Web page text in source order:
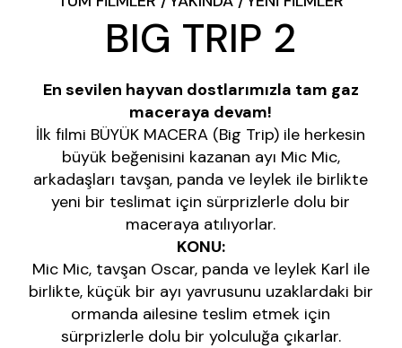
BIG TRIP 2
En sevilen hayvan dostlarımızla tam gaz
maceraya devam!
İlk filmi BÜYÜK MACERA (Big Trip) ile herkesin
büyük beğenisini kazanan ayı Mic Mic,
arkadaşları tavşan, panda ve leylek ile birlikte
yeni bir teslimat için sürprizlerle dolu bir
maceraya atılıyorlar.
KONU:
Mic Mic, tavşan Oscar, panda ve leylek Karl ile
birlikte, küçük bir ayı yavrusunu uzaklardaki bir
ormanda ailesine teslim etmek için
sürprizlerle dolu bir yolculuğa çıkarlar.